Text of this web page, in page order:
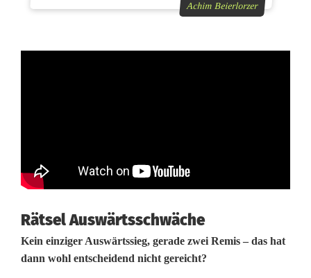
i
r
e
r
Achim Beierlorzer
Rätsel Auswärtsschwäche
Kein einziger Auswärtssieg, gerade zwei Remis – das hat
dann wohl entscheidend nicht gereicht?